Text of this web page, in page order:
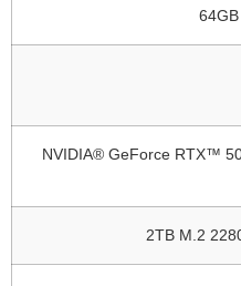
NVIDIA® GeForce RTX™
2TB M.2